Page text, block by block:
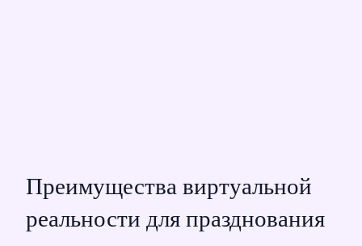
Преимущества виртуальной
реальности для празднования